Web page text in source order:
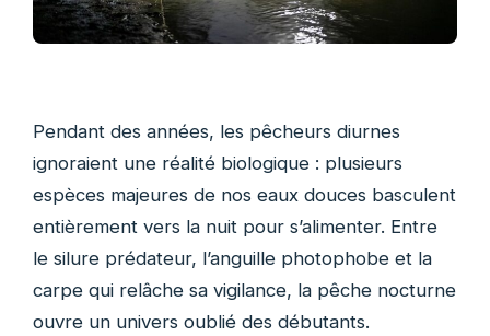
Pendant des années, les pêcheurs diurnes
ignoraient une réalité biologique : plusieurs
espèces majeures de nos eaux douces basculent
entièrement vers la nuit pour s’alimenter. Entre
le silure prédateur, l’anguille photophobe et la
carpe qui relâche sa vigilance, la pêche nocturne
ouvre un univers oublié des débutants.